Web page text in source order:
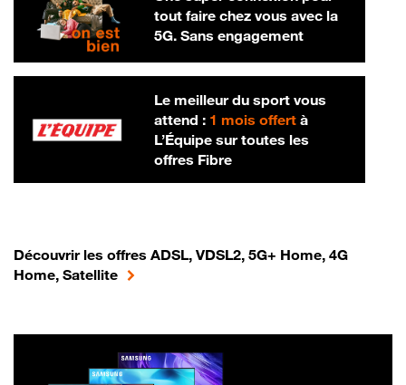
tout faire chez vous avec la
5G. Sans engagement
Le meilleur du sport vous
attend : 1 mois offertà
L’Équipe sur toutes les
offres Fibre
Découvrir les offres ADSL, VDSL2, 5G+ Home, 4G
Home, Satellite